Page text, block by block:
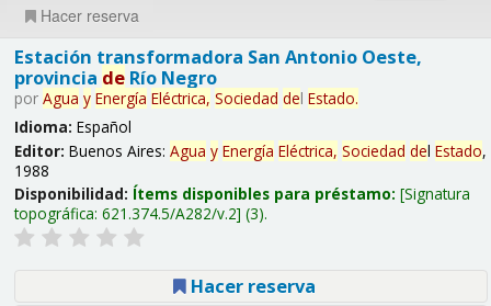
Hacer reserva
Estación transformadora San Antonio Oeste,
provincia deRío Negro
por Agua y Energía Eléctrica, Sociedad del Estado.
Idioma: Español
Editor: Buenos Aires: Agua y Energía Eléctrica, Sociedad del Estado,
1988
Disponibilidad: Ítems disponibles para préstamo: Signatura
topográfica: 621.374.5/A282/v.2 (3).
Hacer reserva